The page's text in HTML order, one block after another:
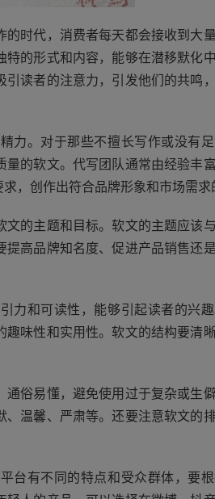
时代，消费者每天都会接收到大
的形式和内容，能够在潜移默化
读者的注意力，引发他们的共鸣
力。对于那些不擅长写作或没有
的软文。代写团队通常由经验丰
，创作出符合品牌形象和市场需求
的主题和目标。软文的主题应该与
高品牌知名度、促进产品销售还是
力和可读性，能够引起读者的兴
味性和实用性。软文的结构要清晰
俗易懂，避免使用过于复杂或生
温馨、严肃等。还要注意软文的
台有不同的特点和受众群体，要